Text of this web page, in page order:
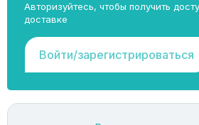
Авторизуйтесь, чтобы получить
доставке
Войти/зарегистрироваться